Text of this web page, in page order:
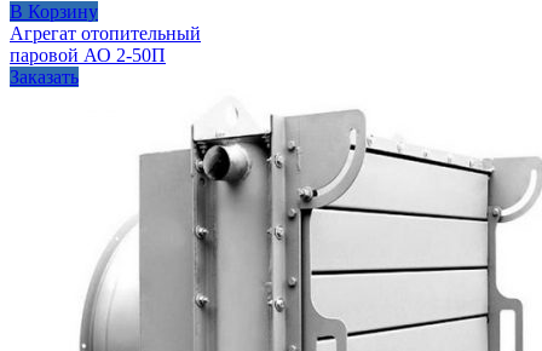
В Корзину
Агрегат отопительный
паровой АО 2-50П
Заказать